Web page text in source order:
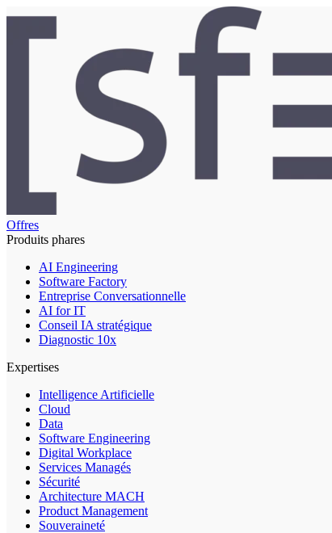
Offres
Produits phares
AI Engineering
Software Factory
Entreprise Conversationnelle
AI for IT
Conseil IA stratégique
Diagnostic 10x
Expertises
Intelligence Artificielle
Cloud
Data
Software Engineering
Digital Workplace
Services Managés
Sécurité
Architecture MACH
Product Management
Souveraineté